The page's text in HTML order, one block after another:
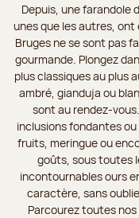
Depuis, une
unes que les autres,
Bruges ne se sont pas
gourmande. Plongez
plus classiques au plus
ambré, gianduja ou
sont au rendez-
inclusions fondantes
fruits, meringue ou
goûts, sous toutes
incontournables ours
caractère, sans
Parcourez toutes